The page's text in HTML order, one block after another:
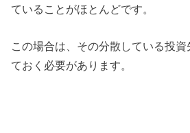
ていることがほとんどです。
この場合は、その分散している投
ておく必要があります。